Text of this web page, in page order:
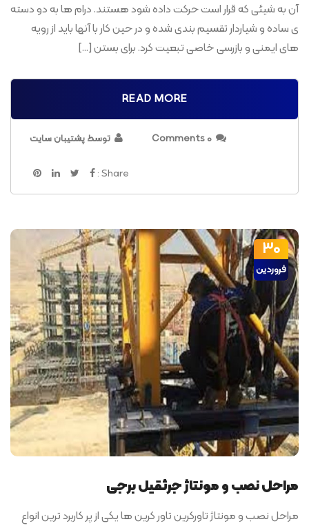
آن به شیئی که قرار است حرکت داده شود هستند. درام ها به دو دسته
ی ساده و شیاردار تقسیم بندی شده و در حین کار با آنها باید از رویه
های ایمنی و بازرسی خاصی تبعیت کرد. برای بستن […]
READ MORE
0 Comments توسط پشتیبان سایت
Share :
30
فروردین
مراحل نصب و مونتاژ جرثقیل برجی
مراحل نصب و مونتاژ تاورکرین تاور کرین ها یکی از پر کاربرد ترین انواع